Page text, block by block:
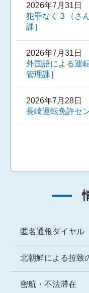
2026年7月31日
犯罪なく３（さ
課］
2026年7月31日
外国語による運
管理課］
2026年7月28日
長崎運転免許セ
匿名通報ダイヤル
北朝鮮による拉致
密航・不法滞在